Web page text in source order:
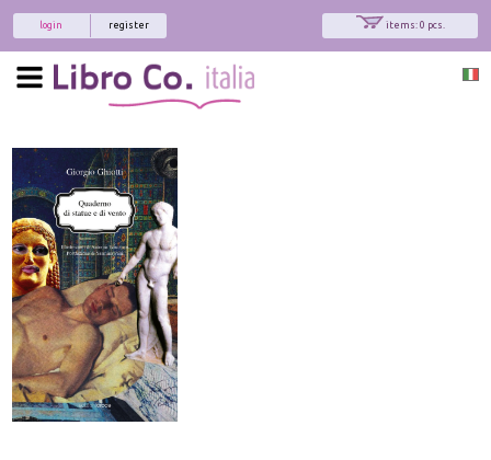
items: 0 pcs.
register
login